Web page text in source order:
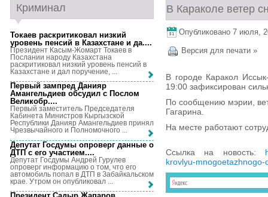
В Караколе ветер
Опубликовано 7 июля,
Версия для печати »
В городе Каракол
19:00 зафиксирован
По сообщению мэрии,
Гагарина.
На месте работают
Ссылка на новость:
krovlyu-mnogoetazhnogo-
Криминал
Токаев раскритиковал низкий
уровень пенсий в Казахстане и да....
Президент Касым-Жомарт Токаев в
Послании народу Казахстана
раскритиковал низкий уровень пенсий в
Казахстане и дал поручение, ...
Первый зампред Данияр
Амангельдиев обсудил с Послом
Великобр....
Первый заместитель Председателя
Кабинета Министров Кыргызской
Республики Данияр Амангельдиев принял
Чрезвычайного и Полномочного ...
Депутат Госдумы опроверг данные о
ДТП с его участием....
Депутат Госдумы Андрей Гурулев
опроверг информацию о том, что его
автомобиль попал в ДТП в Забайкальском
крае. Утром он опубликовал ...